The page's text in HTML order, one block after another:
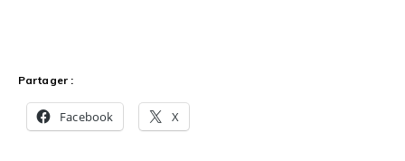
Partager :
Facebook X